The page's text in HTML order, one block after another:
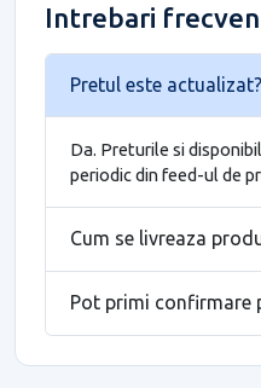
Intrebari
Pretul este actualizat?
Da. Preturile si
periodic din feed-ul de
Cum se livreaza
Pot primi confirmare